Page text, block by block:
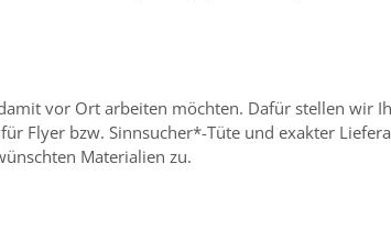
vor Ort arbeiten möchten. Dafür stellen wir
Flyer bzw. Sinnsucher*-Tüte und exakter
Materialien zu.